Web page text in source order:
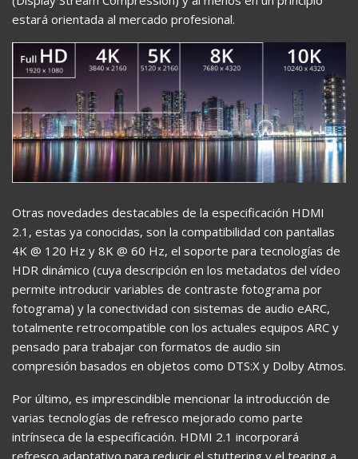
estará orientada al mercado profesional.
Otras novedades destacables de la especificación HDMI
2.1, estas ya conocidas, son la compatibilidad con pantallas
4K @ 120 Hz y 8K @ 60 Hz, el soporte para tecnologías de
HDR dinámico (cuya descripción en los metadatos del vídeo
permite introducir variables de contraste fotograma por
fotograma) y la conectividad con sistemas de audio eARC,
totalmente retrocompatible con los actuales equipos ARC y
pensado para trabajar con formatos de audio sin
compresión basados en objetos como DTS:X y Dolby Atmos.
Por último, es imprescindible mencionar la introducción de
varias tecnologías de refresco mejorado como parte
intrínseca de la especificación. HDMI 2.1 incorporará